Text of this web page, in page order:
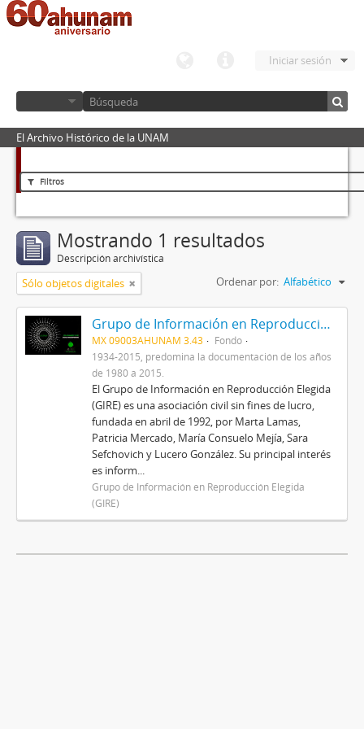
Iniciar sesión
El Archivo Histórico de la UNAM
Filtros
Mostrando 1 resultados
Descripción archivística
Sólo objetos digitales Ordenar por: Alfabético
Grupo de Información en Reproducción Elegida (GIRE)
MX 09003AHUNAM 3.43
Fondo
1934-2015, predomina la documentación de los años
de 1980 a 2015.
El Grupo de Información en Reproducción Elegida
(GIRE) es una asociación civil sin fines de lucro,
fundada en abril de 1992, por Marta Lamas,
Patricia Mercado, María Consuelo Mejía, Sara
Sefchovich y Lucero González. Su principal interés
es inform...
Grupo de Información en Reproducción Elegida
(GIRE)